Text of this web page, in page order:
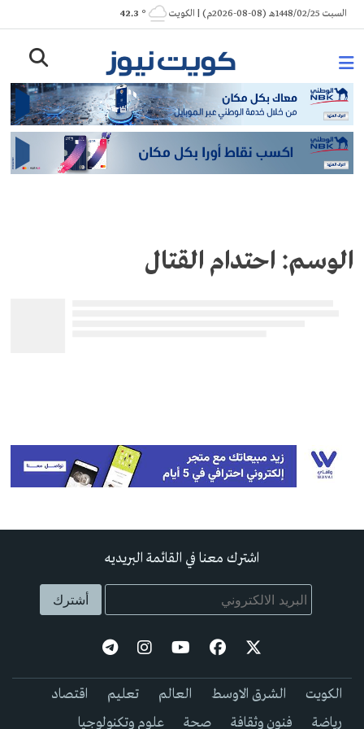
Skip
to
السبت 1448/02/25هـ (08-08-2026م) | الكويت ° 42.3
الوسم: احتدام القتال
اشترك معنا في القائمة البريديه
الكويت الشرق الاوسط العالم تعليم
اقتصاد
رياضة
فنون وثقافة صحة علوم وتكنولوجيا